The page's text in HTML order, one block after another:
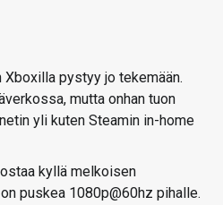
pystyy jo tekemään.
mutta onhan tuon
yli kuten Steamin in-home
kyllä melkoisen
puskea 1080p@60hz pihalle.